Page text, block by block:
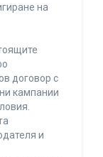
на
договор с
кампании
и